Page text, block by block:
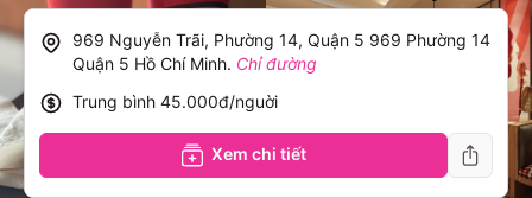
969 Nguyễn Trãi, Phường 14, Quận 5 969 Phường 14
Quận 5 Hồ Chí Minh. Chỉ đường
Trung bình 45.000đ/nguời
Xem chi tiết